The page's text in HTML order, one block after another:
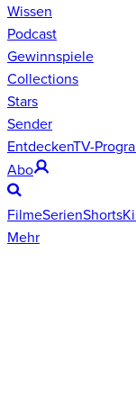
Wissen
Podcast
Gewinnspiele
Collections
Stars
Sender
EntdeckenTV-
Abo
FilmeSerienShorts
Mehr